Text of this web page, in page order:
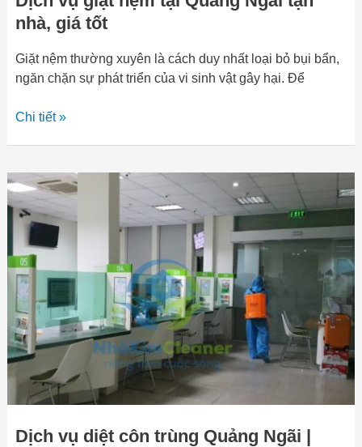
nhà, giá tốt
Giặt nệm thường xuyên là cách duy nhất loại bỏ bụi bẩn,
ngăn chặn sự phát triển của vi sinh vật gây hại. Để
Chi tiết »
Dịch vụ diệt côn trùng Quảng Ngãi |
Dịch
vụ
diệt
côn
trùng
Quảng
Ngãi
|
Nhà
Kim
Cleaner